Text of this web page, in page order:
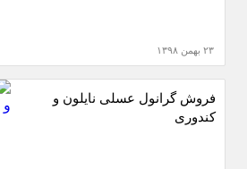
۲۳ بهمن ۱۳۹۸
فروش گرانول عسلی نایلون و
کندوری